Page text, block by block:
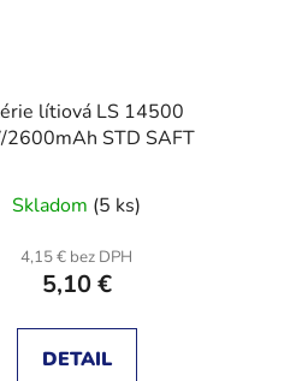
lítiová LS 14500
2600mAh STD SAFT
Skladom (5 ks)
4,15 € bez DPH
5,10 €
DETAIL